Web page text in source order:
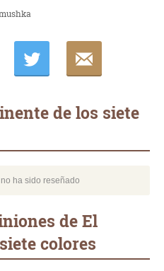
de los siete
ha sido reseñado
de El
colores